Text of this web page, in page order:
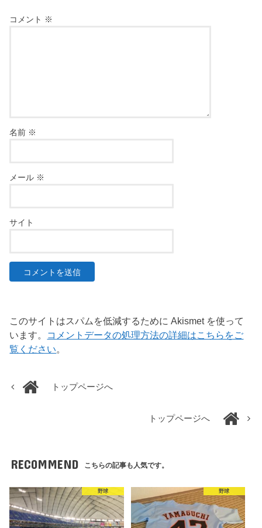
コメント ※
名前 ※
メール ※
サイト
このサイトはスパムを低減するために Akismet を使って
います。 コメントデータの処理方法の詳細はこちらをご
覧ください。
トップページへ
トップページへ
RECOMMEND こちらの記事も人気です。
野球 野球